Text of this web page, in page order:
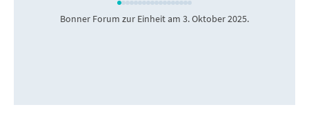
Bonner Forum zur Einheit am 3. Oktober 2025.